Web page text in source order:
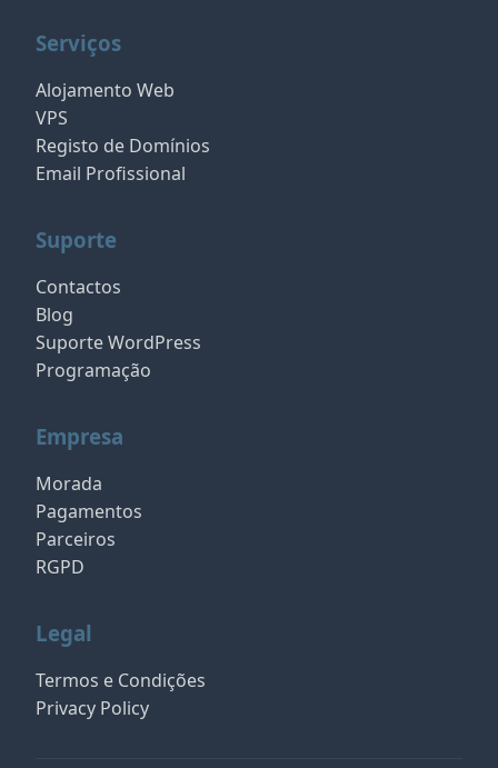
Serviços
Alojamento Web
VPS
Registo de Domínios
Email Profissional
Suporte
Contactos
Blog
Suporte WordPress
Programação
Empresa
Morada
Pagamentos
Parceiros
RGPD
Legal
Termos e Condições
Privacy Policy